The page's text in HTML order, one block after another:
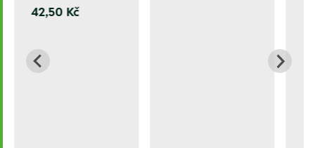
42,50 Kč